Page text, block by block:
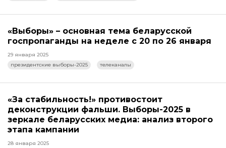
«Выборы» – основная тема беларусской
госпропаганды на неделе с 20 по 26 января
29 января 2025
президентские выборы-2025
телеканалы
«За стабильность!» противостоит
деконструкции фальши. Выборы-2025 в
зеркале беларусских медиа: анализ второго
этапа кампании
28 января 2025